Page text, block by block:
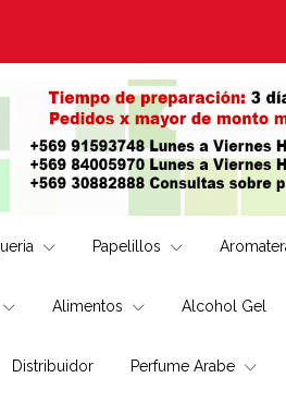
Papelillos
Alimentos Alcohol Gel
Distribuidor Perfume Arabe